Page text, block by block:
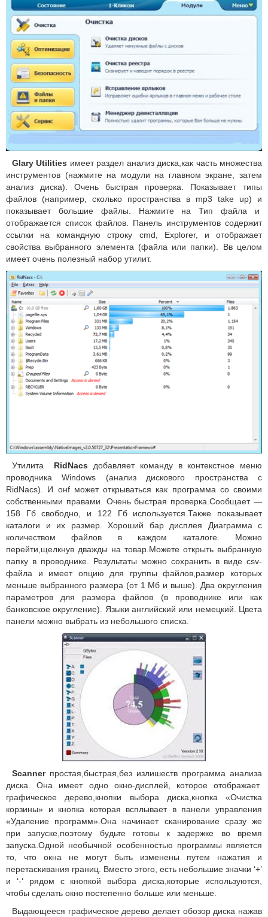
Glary Utilities имеет раздел анализ диска,как часть множества
инструментов (нажмите на модули на главном экране, затем
анализ диска). Очень быстрая проверка. Показывает типы
файлов (например, сколько пространства в mp3 take up) и
показывает большие файлы. Нажмите на Тип файла и
отображается список файлов. Панель инструментов содержит
ссылки на командную строку cmd, Explorer, и отображает
свойства выбранного элемента (файла или папки). Вв целом
имеет очень полезный набор утилит.
Утилита RidNacs добавляет команду в контекстное меню
проводника Windows (анализ дискового пространства с
RidNacs). И онf может открываться как программа со своими
собственными правами. Очень быстрая проверка.Сообщает —
158 Гб свободно, и 122 Гб используется.Также показывает
каталоги и их размер. Хороший бар дисплея Диаграмма с
количеством файлов в каждом каталоге. Можно
перейти,щелкнув дважды на товар.Можете открыть выбранную
папку в проводнике. Результаты можно сохранить в виде csv-
файла и имеет опцию для группы файлов,размер которых
меньше выбранного размера (от 1 Мб и выше). Два округления
параметров для размера файлов (в проводнике или как
банковское округление). Языки английский или немецкий. Цвета
панели можно выбрать из небольшого списка.
Scannerпростая,быстрая,без излишеств программа анализа
диска. Она имеет одно окно-дисплей, которое отображает
графическое дерево,кнопки выбора диска,кнопка «Очистка
корзины» и кнопка которая всплывает в панели управления
«Удаление программ».Она начинает сканирование сразу же
при запуске,поэтому будьте готовы к задержке во время
запуска.Одной необычной особенностью программы является
то, что окна не могут быть изменены путем нажатия и
перетаскивания границ. Вместо этого, есть небольшие значки ‘+’
и ‘-‘ рядом с кнопкой выбора диска,которые используются,
чтобы сделать окно постепенно больше или меньше.
Выдающееся графическое дерево делает обозор диска нажав